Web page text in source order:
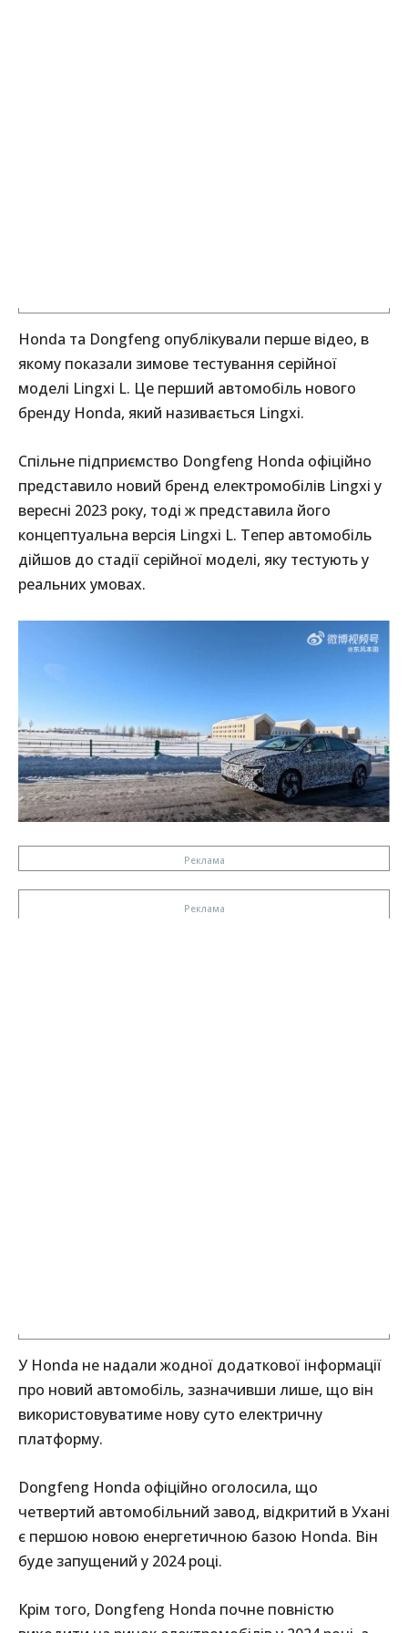
Honda та Dongfeng опублікували перше відео, в
якому показали зимове тестування серійної
моделі Lingxi L. Це перший автомобіль нового
бренду Honda, який називається Lingxi.
Спільне підприємство Dongfeng Honda офіційно
представило новий бренд електромобілів Lingxi у
вересні 2023 року, тоді ж представила його
концептуальна версія Lingxi L. Тепер автомобіль
дійшов до стадії серійної моделі, яку тестують у
реальних умовах.
У Honda не надали жодної додаткової інформації
про новий автомобіль, зазначивши лише, що він
використовуватиме нову суто електричну
платформу.
Dongfeng Honda офіційно оголосила, що
четвертий автомобільний завод, відкритий в Ухані
є першою новою енергетичною базою Honda. Він
буде запущений у 2024 році.
Крім того, Dongfeng Honda почне повністю